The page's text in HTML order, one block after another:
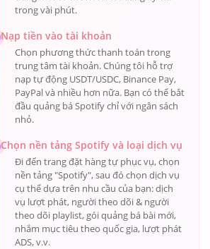
trong vài phút.
Nạp tiền vào tài khoản
Chọn phương thức thanh toán trong
trung tâm tài khoản. Chúng tôi hỗ trợ
nạp tự động USDT/USDC, Binance Pay,
PayPal và nhiều hơn nữa. Bạn có thể bắt
đầu quảng bá Spotify chỉ với ngân sách
nhỏ.
Chọn nền tảng Spotify và loại dịch vụ
Đi đến trang đặt hàng tự phục vụ, chọn
nền tảng "Spotify", sau đó chọn dịch vụ
cụ thể dựa trên nhu cầu của bạn: dịch
vụ lượt phát, người theo dõi & người
theo dõi playlist, gói quảng bá bài mới,
nhắm mục tiêu theo quốc gia, lượt phát
ADS, v.v.